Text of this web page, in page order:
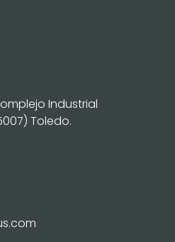
Industrial
Toledo.